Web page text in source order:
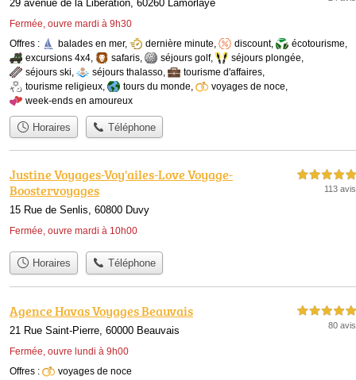
29 avenue de la Libération, 60260 Lamorlaye
Fermée, ouvre mardi à 9h30
Offres : balades en mer, dernière minute, discount, écotourisme,
excursions 4x4, safaris, séjours golf, séjours plongée,
séjours ski, séjours thalasso, tourisme d'affaires,
tourisme religieux, tours du monde, voyages de noce,
week-ends en amoureux
Horaires Téléphone
Justine Voyages-Voy'ailes-Love Voyage-
Boostervoyages
15 Rue de Senlis, 60800 Duvy
Fermée, ouvre mardi à 10h00
5,0 étoiles sur 5
113 avis
Horaires Téléphone
Agence Havas Voyages Beauvais
21 Rue Saint-Pierre, 60000 Beauvais
Fermée, ouvre lundi à 9h00
5,0 étoiles sur 5
80 avis
Offres : voyages de noce